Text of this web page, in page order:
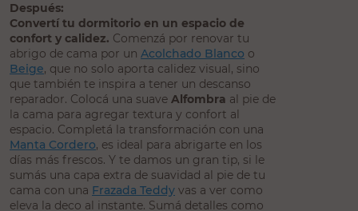
Después:
Convertí tu dormitorio en un espacio de
confort y calidez. Comenzá por renovar tu
abrigo de cama por un Acolchado Blanco o
Beige, que no solo aporta calidez visual, sino
que también te inspira a tener un descanso
reparador. Colocá una suave Alfombra al pie de
la cama para agregar textura y confort al
espacio. Completá la transformación con una
Manta Cordero, es ideal para abrigarte en los
días más frescos. Y te damos un gran tip, si le
sumás una capa extra de suavidad al pie de tu
cama con una Frazada Teddy vas a ver como
eleva la deco al instante. Sumá detalles como